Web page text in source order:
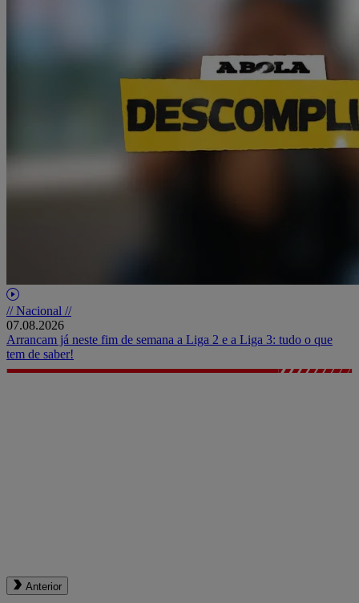
// Nacional //
07.08.2026
Arrancam já neste fim de semana a Liga 2 e a Liga 3: tudo o que
tem de saber!
Anterior